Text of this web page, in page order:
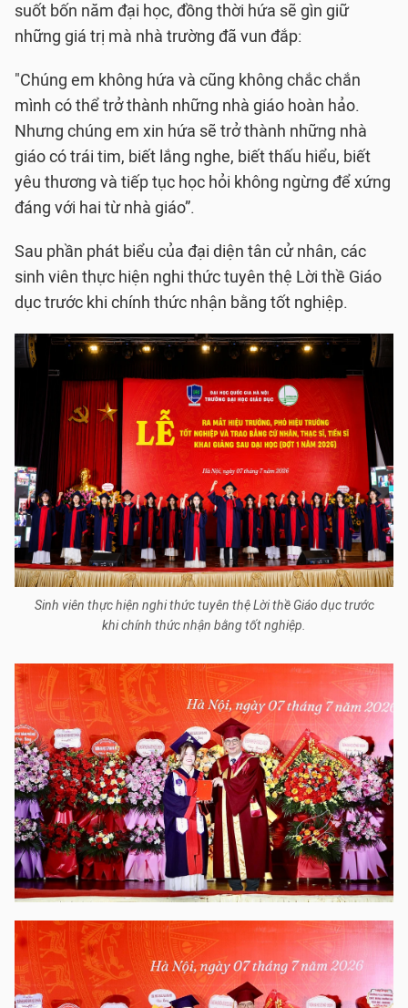
suốt bốn năm đại học, đồng thời hứa sẽ gìn giữ
những giá trị mà nhà trường đã vun đắp:
"Chúng em không hứa và cũng không chắc chắn
mình có thể trở thành những nhà giáo hoàn hảo.
Nhưng chúng em xin hứa sẽ trở thành những nhà
giáo có trái tim, biết lắng nghe, biết thấu hiểu, biết
yêu thương và tiếp tục học hỏi không ngừng để xứng
đáng với hai từ nhà giáo”.
Sau phần phát biểu của đại diện tân cử nhân, các
sinh viên thực hiện nghi thức tuyên thệ Lời thề Giáo
dục trước khi chính thức nhận bằng tốt nghiệp.
Sinh viên thực hiện nghi thức tuyên thệ Lời thề Giáo dục trước
khi chính thức nhận bằng tốt nghiệp.